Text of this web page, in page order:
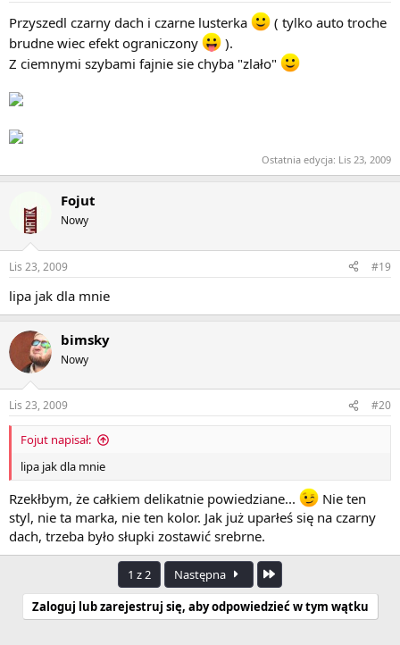
Przyszedl czarny dach i czarne lusterka
( tylko auto troche
brudne wiec efekt ograniczony
).
Z ciemnymi szybami fajnie sie chyba "zlało"
Ostatnia edycja: Lis 23, 2009
Fojut
Nowy
Lis 23, 2009 #19
lipa jak dla mnie
bimsky
Nowy
Lis 23, 2009 #20
Fojut napisał:
lipa jak dla mnie
Rzekłbym, że całkiem delikatnie powiedziane...
Nie ten
styl, nie ta marka, nie ten kolor. Jak już uparłeś się na czarny
dach, trzeba było słupki zostawić srebrne.
1 z 2 Następna
Zaloguj lub zarejestruj się, aby odpowiedzieć w tym wątku